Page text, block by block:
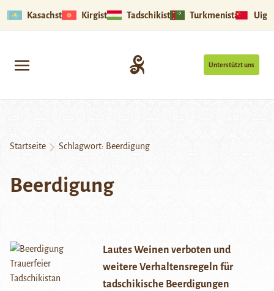
Kasachstan Kirgistan Tadschikistan Turkmenistan
Unterstützt uns
Startseite Schlagwort: Beerdigung
Beerdigung
Lautes Weinen verboten und
weitere Verhaltensregeln für
tadschikische Beerdigungen